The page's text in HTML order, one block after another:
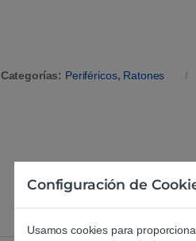
Categorías: Periféricos, Ratones
Configuración de
Usamos cookies para